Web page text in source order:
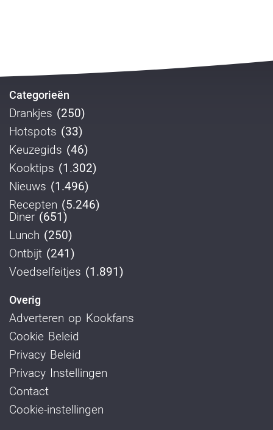
Categorieën
Drankjes (250)
Hotspots (33)
Keuzegids (46)
Kooktips (1.302)
Nieuws (1.496)
Recepten (5.246)
Diner (651)
Lunch (250)
Ontbijt (241)
Voedselfeitjes (1.891)
Overig
Adverteren op Kookfans
Cookie Beleid
Privacy Beleid
Privacy Instellingen
Contact
Cookie-instellingen